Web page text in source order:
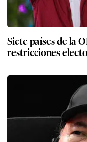
Siete países de la
restricciones